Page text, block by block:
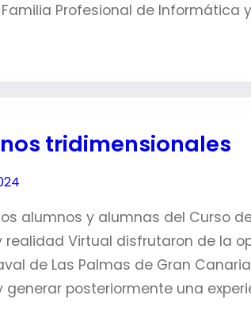
Profesional de Informática
tridimensionales
alumnos y alumnas del Curso
realidad Virtual disfrutaron de la
de Las Palmas de Gran
posteriormente una